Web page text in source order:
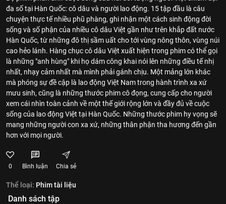
đa số tại Hàn Quốc: cô dâu và người lao động. 15 tập đầu là câu
chuyện thực tế nhiều phũ phàng, ghi nhận một cách sinh động đời
sống và số phận của nhiều cô dâu Việt gần như trên khắp đất nước
Hàn Quốc, từ những đô thị sầm uất cho tới vùng nông thôn, vùng núi
cao hẻo lánh. Hàng chục cô dâu Việt xuất hiện trong phim có thể gọi
là những "anh hùng" khi họ dám công khai nói lên những điều tế nhị
nhất, nhạy cảm nhất mà mình phải gánh chịu. Một mảng lớn khác
mà phóng sự đề cập là lao động Việt Nam trong hành trình xa xứ
mưu sinh, cũng là những thước phim cô đọng, cung cấp cho người
xem cái nhìn toàn cảnh về một thế giới rộng lớn và đầy đủ về cuộc
sống của lao động Việt tại Hàn Quốc. Những thước phim hy vọng sẽ
mang những người con xa xứ, những thân phận tha hương đến gần
hơn với mọi người.
0 Bình luận Chia sẻ
Thể loại: Phim tài liệu
Danh sách tập